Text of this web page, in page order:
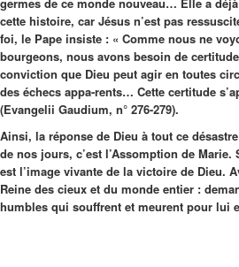
germes de ce monde nouveau… Elle a
cette histoire, car Jésus n’est pas
foi, le Pape insiste : « Comme nous ne
bourgeons, nous avons besoin de
conviction que Dieu peut agir en toutes
des échecs appa-rents… Cette certitude
(Evangelii Gaudium, n° 276-279).
Ainsi, la réponse de Dieu à tout ce
de nos jours, c’est l’Assomption de
est l’image vivante de la victoire de Dieu.
Reine des cieux et du monde entier :
humbles qui souffrent et meurent pour lui